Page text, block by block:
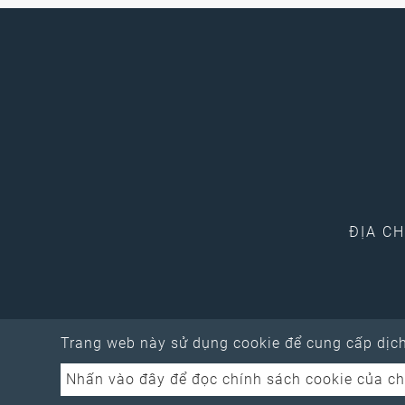
Trang web này sử dụng cookie để cung cấp
Nhấn vào đây để đọc chính sách cookie của
ĐỊA
Copyright ©